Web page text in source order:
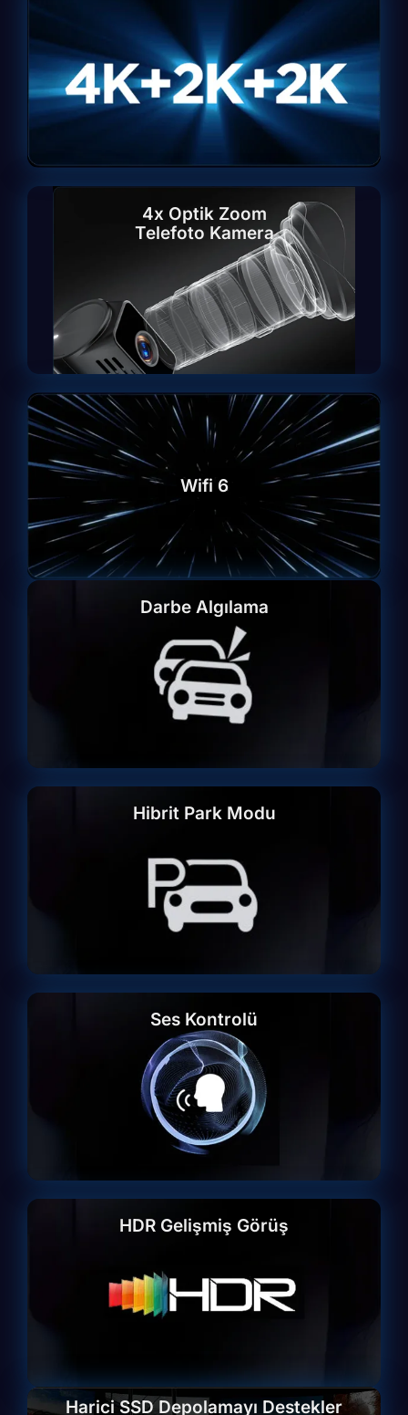
4x Optik Zoom
Telefoto Kamera
Wifi 6
Darbe Algılama
Hibrit Park Modu
Ses Kontrolü
HDR Gelişmiş Görüş
Harici SSD Depolamayı Destekler